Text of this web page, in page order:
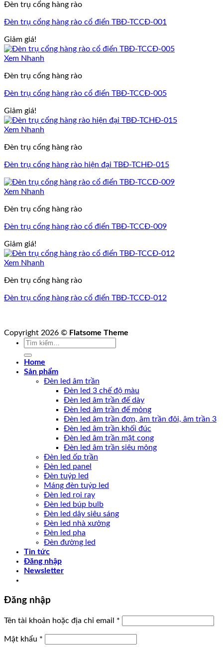
Đèn trụ cổng hàng rào
Đèn trụ cổng hàng rào cổ điển TBĐ-TCCĐ-001
Giảm giá!
Xem Nhanh
Đèn trụ cổng hàng rào
Đèn trụ cổng hàng rào cổ điển TBĐ-TCCĐ-005
Giảm giá!
Xem Nhanh
Đèn trụ cổng hàng rào
Đèn trụ cổng hàng rào hiện đại TBĐ-TCHĐ-015
Xem Nhanh
Đèn trụ cổng hàng rào
Đèn trụ cổng hàng rào cổ điển TBĐ-TCCĐ-009
Giảm giá!
Xem Nhanh
Đèn trụ cổng hàng rào
Đèn trụ cổng hàng rào cổ điển TBĐ-TCCĐ-012
Copyright 2026 © Flatsome Theme
Tìm
Home
Sản phẩm
Đèn led âm trần
Đèn led 3 chế độ màu
Đèn led âm trần đế dày
Đèn led âm trần đế mỏng
Đèn led âm trần đơn, âm trần đôi, âm trần 3
Đèn led âm trần khối đúc
Đèn led âm trần mặt cong
Đèn led âm trần siêu mỏng
Đèn led ốp trần
Đèn led panel
Đèn tuýp led
Máng đèn tuýp led
Đèn led rọi ray
Đèn led búp bulb
Đèn led dây siêu sáng
Đèn led nhà xưởng
Đèn led pha
Đèn đường led
Tin tức
Đăng nhập
Newsletter
Đăng nhập
Tên tài khoản hoặc địa chỉ email *
Mật khẩu *